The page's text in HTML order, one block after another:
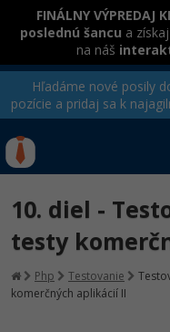
FINÁLNY VÝPREDAJ
poslednú šancu a
na náš
Hľadáme nové posily
pozície a pridaj sa k
hradené úradom
Kurzy
Ako začať?
Prihlásiť sa | Registrovať
10. diel -
testy
Php Testovanie
komerčných aplikácií II